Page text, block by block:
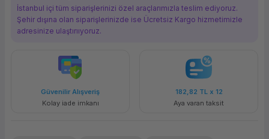
İstanbul içi tüm siparişlerinizi özel araçlarımızla teslim ediyoruz.
Şehir dışına olan siparişlerinizde ise Ücretsiz Kargo hizmetimizle
adresinize ulaştırııyoruz.
Güvenilir Alışveriş
Kolay iade imkanı
182,82 TLx 12
Aya varan taksit